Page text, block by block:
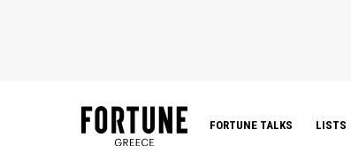
FORTUNE TALKS LISTS